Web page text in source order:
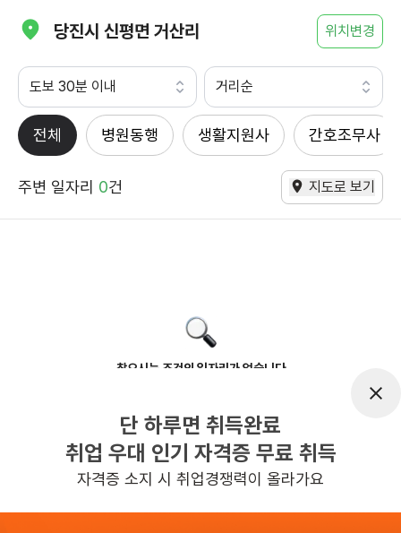
당진시 신평면 거산리 위치변경
도보 30분 이내 거리순
전체 병원동행 생활지원사 간호조무사
주변 일자리 0건 지도로 보기
찾으시는 조건의 일자리가 없습니다
반경 3KM 이내의 일자리 확인하기
단 하루면 취득완료
취업 우대 인기 자격증 무료 취득
자격증 소지 시 취업경쟁력이 올라가요